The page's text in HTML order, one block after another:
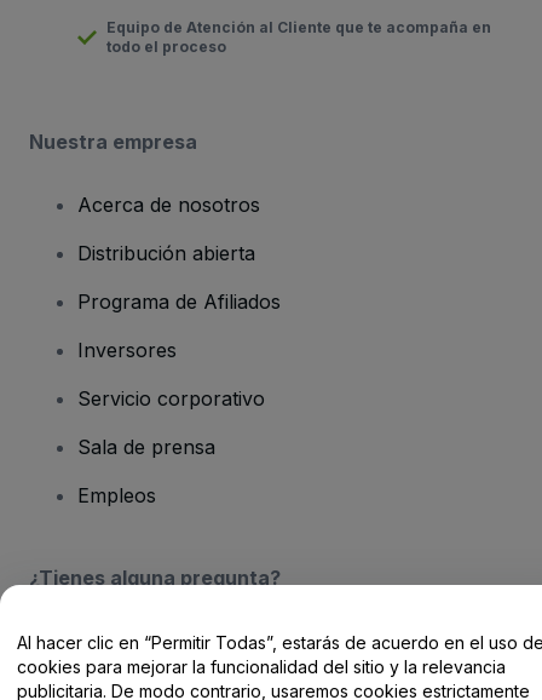
Equipo de Atención al Cliente que te acompaña en
todo el proceso
Nuestra empresa
Acerca de nosotros
Distribución abierta
Programa de Afiliados
Inversores
Servicio corporativo
Sala de prensa
Empleos
¿Tienes alguna pregunta?
Centro de Ayuda / Contacto
Al hacer clic en “Permitir Todas”, estarás de acuerdo en el uso
cookies para mejorar la funcionalidad del sitio y la relevancia
publicitaria. De modo contrario, usaremos cookies estrictamente